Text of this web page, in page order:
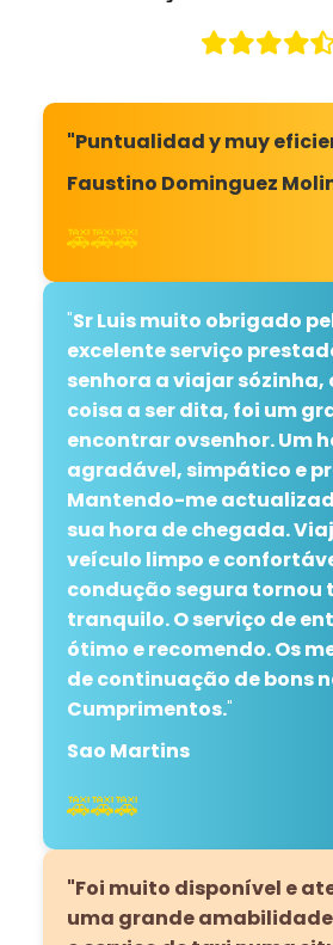
"Puntualidad y muy
Faustino Dominguez
🚕🚕🚕
"Sr Luis muito obrigado
excelente serviço
senhora a viajar
coisa a ser dita, foi um
encontrar ovsenhor. Um
agradável, simpático e
Mantendo-me
sua hora de chegada.
veículo limpo e
condução segura tornou
tranquilo. O serviço de
ótimo e recomendo. Os
de continuação de bons
Cumprimentos."
Sao Martins
🚕🚕🚕
"Foi muito disponível e
uma grande